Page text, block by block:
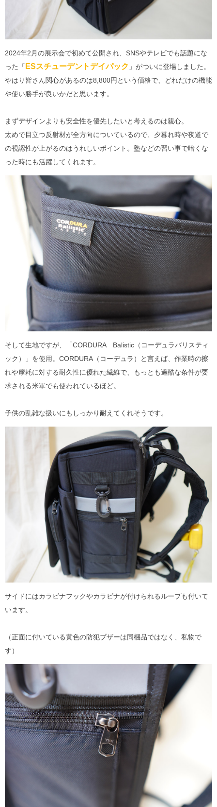
2024年2月の展示会で初めて公開され、SNSやテレビでも話題にな
った「 ESスチューデントデイパック 」がついに登場しました。
やはり皆さん関心があるのは8,800円という価格で、どれだけの機能
や使い勝手が良いかだと思います。
まずデザインよりも安全性を優先したいと考えるのは親心。
太めで目立つ反射材が全方向についているので、夕暮れ時や夜道で
の視認性が上がるのはうれしいポイント。塾などの習い事で暗くな
った時にも活躍してくれます。
そして生地ですが、「CORDURA Balistic（コーデュラバリスティ
ック）」を使用。CORDURA（コーデュラ）と言えば、作業時の擦
れや摩耗に対する耐久性に優れた繊維で、もっとも過酷な条件が要
求される米軍でも使われているほど。
子供の乱雑な扱いにもしっかり耐えてくれそうです。
サイドにはカラビナフックやカラビナが付けられるループも付いて
います。
（正面に付いている黄色の防犯ブザーは同梱品ではなく、私物で
す）